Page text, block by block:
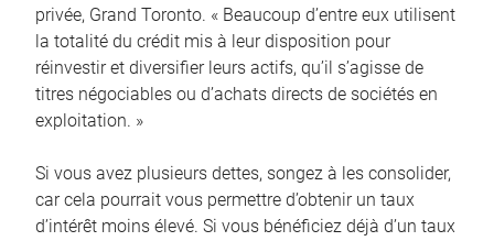
privée, Grand Toronto. « Beaucoup d’entre eux utilisent
la totalité du crédit mis à leur disposition pour
réinvestir et diversifier leurs actifs, qu’il s’agisse de
titres négociables ou d’achats directs de sociétés en
exploitation. »
Si vous avez plusieurs dettes, songez à les consolider,
car cela pourrait vous permettre d’obtenir un taux
d’intérêt moins élevé. Si vous bénéficiez déjà d’un taux